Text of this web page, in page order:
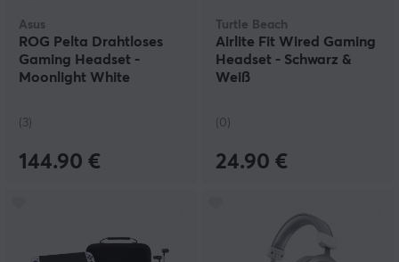
Asus
ROG Pelta Drahtloses
Gaming Headset -
Moonlight White
(3)
144.90 €
Turtle Beach
Airlite Fit Wired Gaming
Headset - Schwarz &
Weiß
(0)
24.90 €